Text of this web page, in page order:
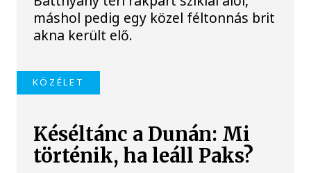
máshol pedig egy közel féltonnás brit
akna került elő.
KÖZÉLET
Késéltánc a Dunán: Mi
történik, ha leáll Paks?